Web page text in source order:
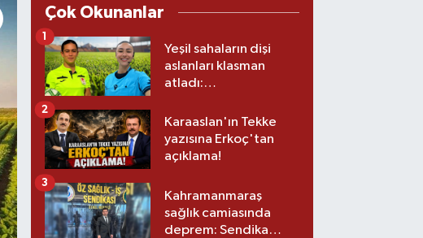
Çok Okunanlar
Yeşil sahaların dişi
aslanları klasman
atladı:
üst lige iki transfer!
1
Karaaslan'ın Tekke
yazısına Erkoç'tan
açıklama!
2
Kahramanmaraş
sağlık camiasında
deprem: Sendika
3